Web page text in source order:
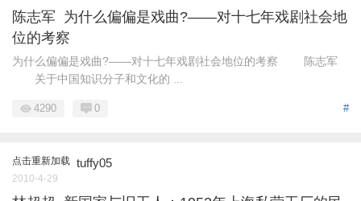
陈志军 为什么偏偏是戏曲?——对十七年戏剧社会地
位的考察
为什么偏偏是戏曲?——对十七年戏剧社会地位的考察 陈志军
关于中国知识分子和文化的 ...
#
4290 0
点击重新加载 tuffy05
2010-4-29